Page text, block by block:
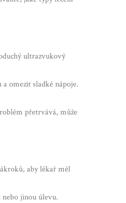
ultrazvukový
omezit sladké nápoje.
přetrvává, může
aby lékař měl
nebo jinou úlevu.